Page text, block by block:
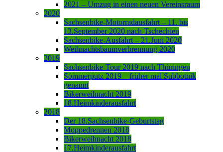
2021 – Umzug in einen neuen Vereinsraum
2020
Sachsenbike-Motorradausfahrt – 11. bis
13.September 2020 nach Tschechien
Sachsenbike-Ausfahrt – 21.Juni 2020
Weihnachtsbaumverbrennung 2020
2019
Sachsenbike-Tour 2019 nach Thüringen
Sommerputz 2019 – früher mal Subbotnik
genannt
Bikerweihnacht 2019
18.Heimkinderausfahrt
2018
Der 18.Sachsenbike-Geburtstag
Moppedrennen 2018
Bikerweihnacht 2018
17.Heimkinderausfahrt